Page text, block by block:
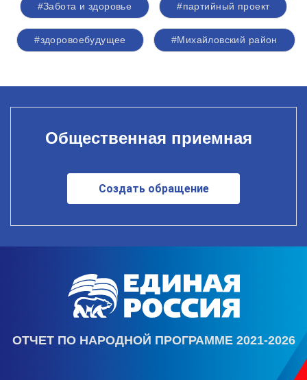
#Забота и здоровье #партийный проект
#здоровоебудущее #Михайловский район
Общественная приемная
Создать обращение
ОТЧЕТ ПО НАРОДНОЙ ПРОГРАММЕ 2021-2026